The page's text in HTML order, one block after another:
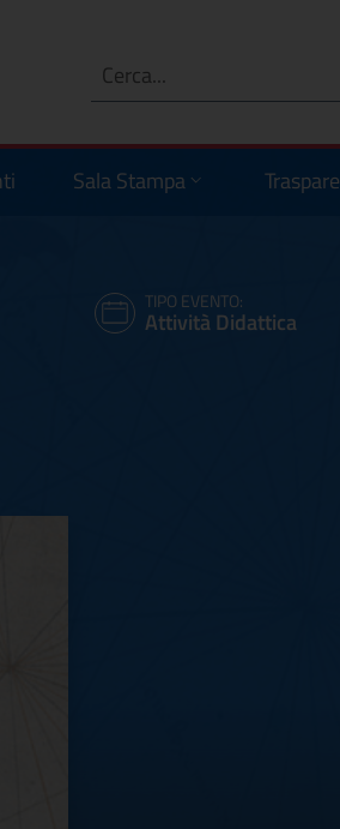
Ricerca
Sala Stampa
TIPO EVENTO:
Attività Didattica